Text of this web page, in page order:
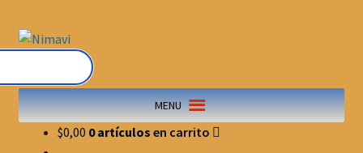
MENU
$0,00 0 artículos